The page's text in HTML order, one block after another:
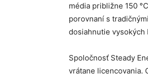
média približne 150
porovnaní s
dosiahnutie
Spoločnosť Steady
vrátane licencovania.